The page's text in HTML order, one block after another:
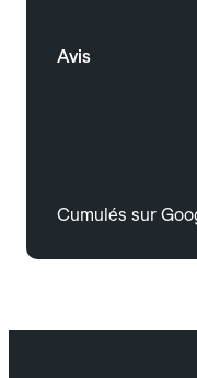
Avis
Cumulés sur